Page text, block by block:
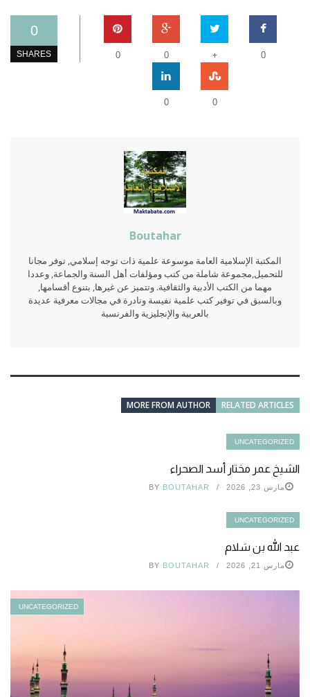
0
SHARES 0
+
0
0
0
0
Boutahar
المكتبة الإسلامية العامة موسوعة علمية ذات توجه إسلامي, توفر مجانا
للتحميل,مجموعة شاملة من كتب ومؤلفات أهل السنة والجماعة, وعددا
مهما من الكتب الأدبية والثقافية. وتتميز عن غيرها, بتنوع أقسامها,
وبالسبق في توفير كتب علمية نفيسة ونادرة في مجالات معرفية عديدة
بالعربية والإنجليزية والفرنسية
RELATED ARTICLES
MORE FROM AUTHOR
UNCATEGORIZED
الشيخ عمر مختار أسد الصحراء
مارس 23, 2026 BY BOUTAHAR
UNCATEGORIZED
عبد الله بن سَلام
مارس 21, 2026 BY BOUTAHAR
UNCATEGORIZED